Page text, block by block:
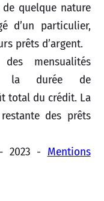
de quelque nature
d’un particulier,
prêts d’argent.
mensualités
la durée de
total du crédit. La
des prêts
2023 - Mentions